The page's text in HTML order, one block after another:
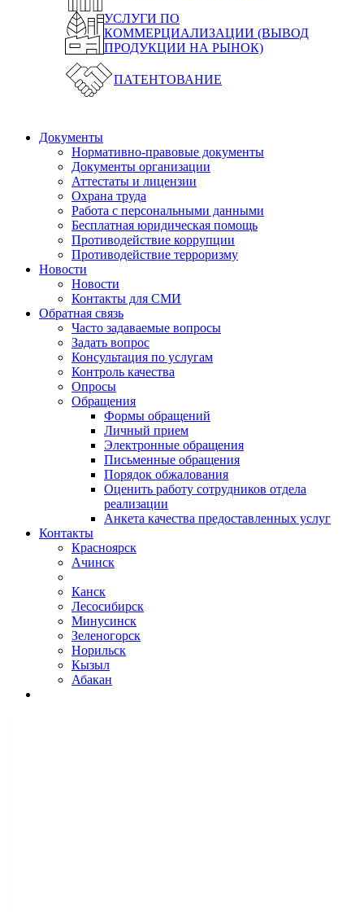
УСЛУГИ ПО
КОММЕРЦИАЛИЗАЦИИ (ВЫВОД
ПРОДУКЦИИ НА РЫНОК)
ПАТЕНТОВАНИЕ
Документы
Нормативно-правовые документы
Документы организации
Аттестаты и лицензии
Охрана труда
Работа с персональными данными
Бесплатная юридическая помощь
Противодействие коррупции
Противодействие терроризму
Новости
Новости
Контакты для СМИ
Обратная связь
Часто задаваемые вопросы
Задать вопрос
Консультация по услугам
Контроль качества
Опросы
Обращения
Формы обращений
Личный прием
Электронные обращения
Письменные обращения
Порядок обжалования
Оценить работу сотрудников отдела
реализации
Анкета качества предоставленных услуг
Контакты
Красноярск
Ачинск
Канск
Лесосибирск
Минусинск
Зеленогорск
Норильск
Кызыл
Абакан